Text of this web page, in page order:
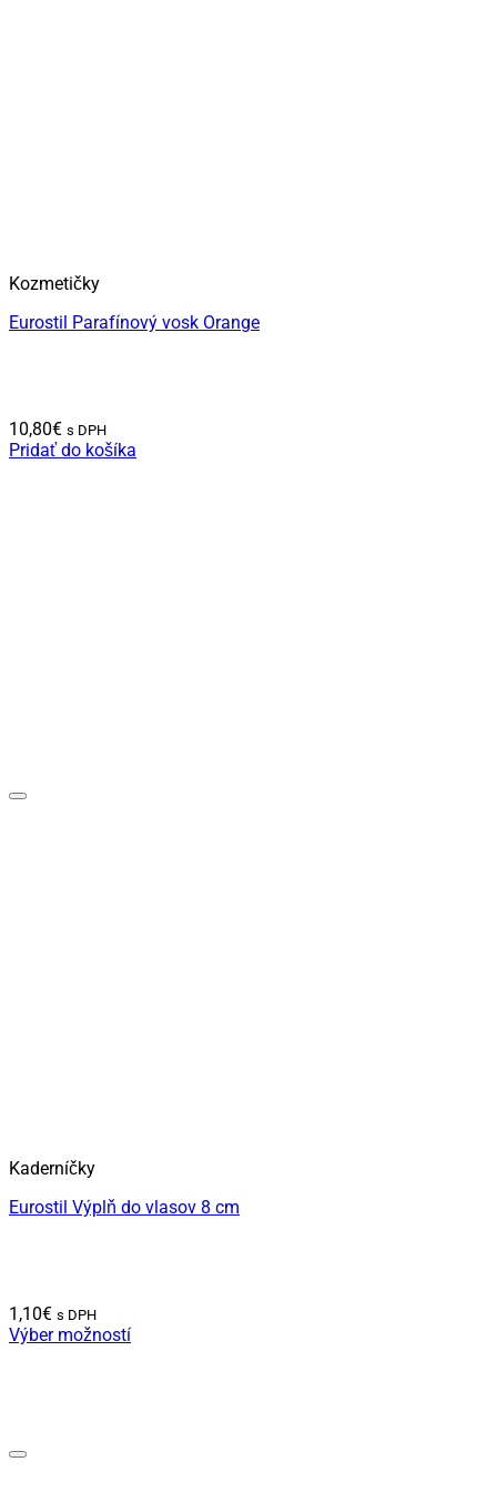
Kozmetičky
Eurostil Parafínový vosk Orange
10,80€ s DPH
Pridať do košíka
Kaderníčky
Eurostil Výplň do vlasov 8 cm
1,10€ s DPH
Výber možností
Možnosti